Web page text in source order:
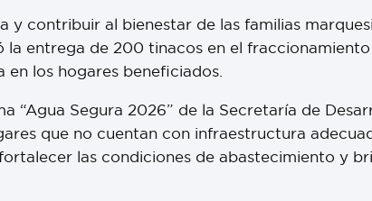
contribuir al bienestar de las familias
la entrega de 200 tinacos en el
los hogares beneficiados.
“Agua Segura 2026” de la Secretaría de
que no cuentan con infraestructura
las condiciones de abastecimiento y